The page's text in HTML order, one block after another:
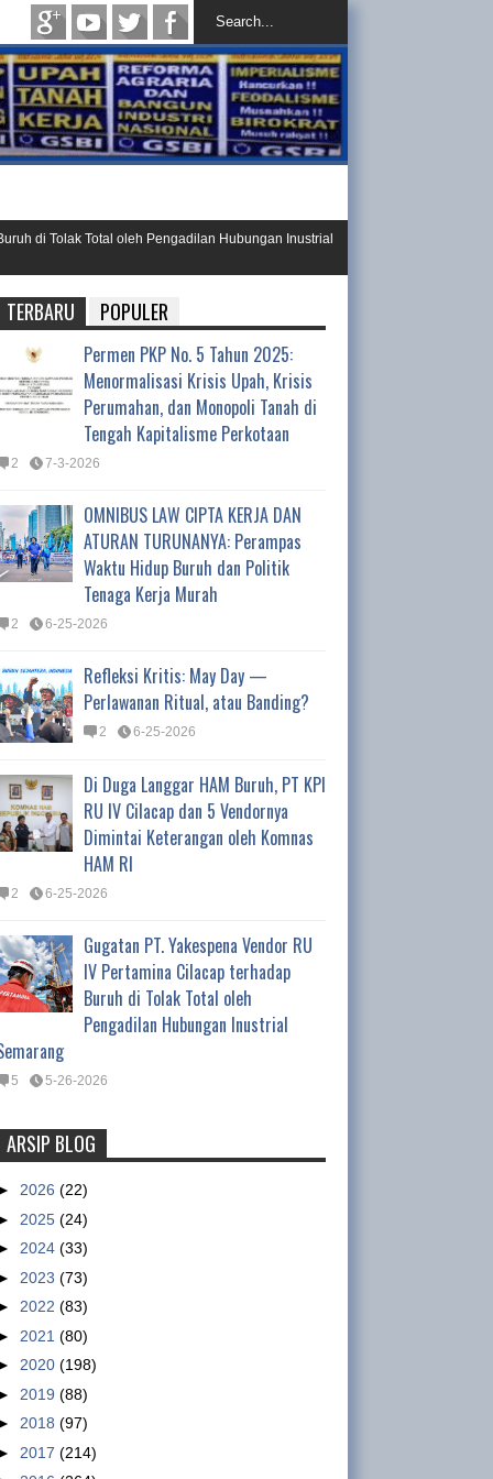
Total oleh Pengadilan Hubungan Inustrial
TERBARU POPULER
Permen PKP No. 5 Tahun 2025:
Menormalisasi Krisis Upah, Krisis
Perumahan, dan Monopoli Tanah di
Tengah Kapitalisme Perkotaan
2 7-3-2026
OMNIBUS LAW CIPTA KERJA DAN
ATURAN TURUNANYA: Perampas
Waktu Hidup Buruh dan Politik
Tenaga Kerja Murah
2 6-25-2026
Refleksi Kritis: May Day —
Perlawanan Ritual, atau Banding?
2 6-25-2026
Di Duga Langgar HAM Buruh, PT KPI
RU IV Cilacap dan 5 Vendornya
Dimintai Keterangan oleh Komnas
HAM RI
2 6-25-2026
Gugatan PT. Yakespena Vendor RU
IV Pertamina Cilacap terhadap
Buruh di Tolak Total oleh
Pengadilan Hubungan Inustrial
5 5-26-2026
PT Sulindafin –Shinta Group, Kota
pertemuan Buruh, Pimpinan SBGTS-GSBI
SBM PT. Sulindafin Kota Tangerang dengan
Jaminan Sosial ...
Tentang Waktu Kerja Satpam
(Satuan Pengamanan) Oleh :
ARSIP BLOG
2026 (22)
2025 (24)
2024 (33)
2023 (73)
2022 (83)
2021 (80)
2020 (198)
2019 (88)
2018 (97)
2017 (214)